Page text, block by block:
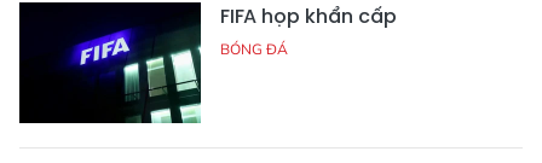
FIFA họp khẩn cấp
BÓNG ĐÁ